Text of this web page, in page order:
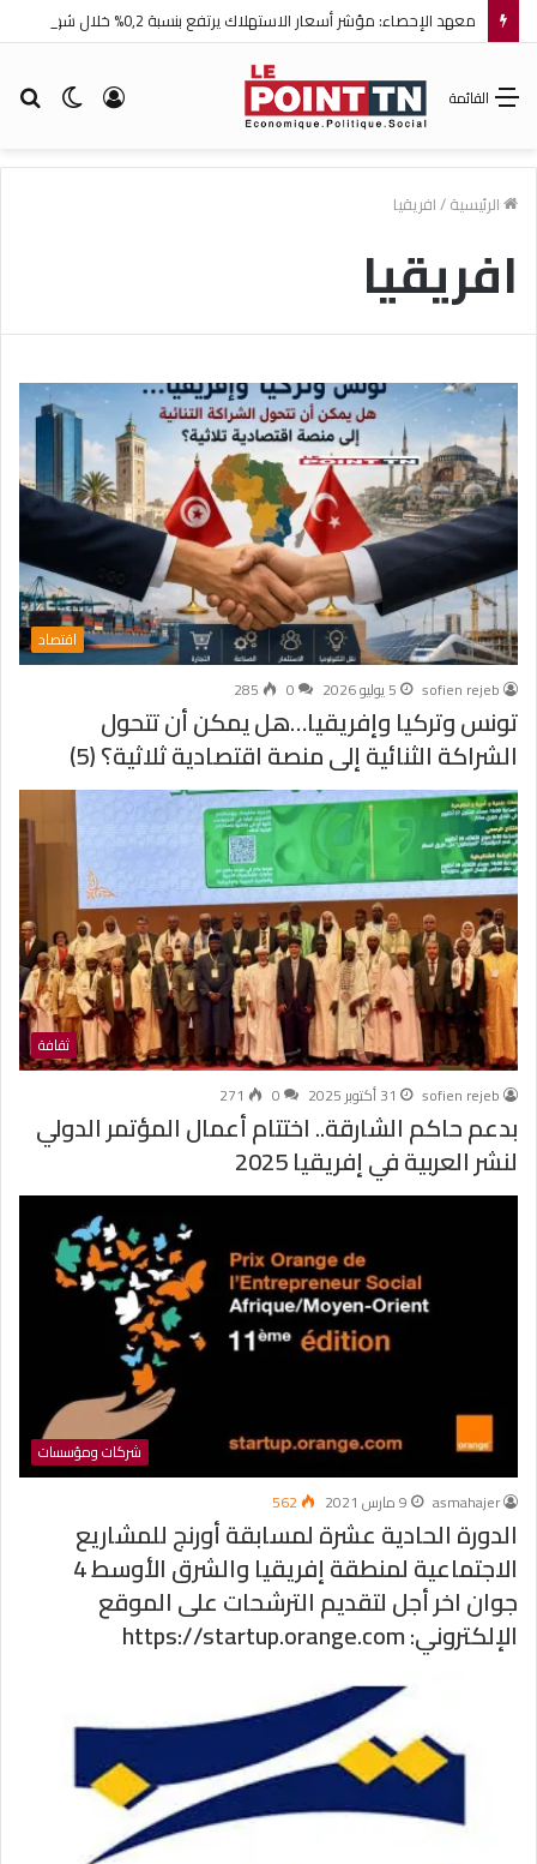
معهد الإحصاء: مؤشر أسعار الاستهلاك يرتفع بنسبة 0,2% خلال شهر جويلية 2026
الوضع تسجيل
القائمة
الرئيسية/افريقيا
افريقيا
اقتصاد
sofien rejeb
5 يوليو 2026 0
285
تونس وتركيا وإفريقيا…هل يمكن أن تتحول
الشراكة الثنائية إلى منصة اقتصادية ثلاثية؟ (5)
ثقافة
sofien rejeb
31 أكتوبر 2025 0
271
بدعم حاكم الشارقة.. اختتام أعمال المؤتمر الدولي
لنشر العربية في إفريقيا 2025
شركات ومؤسسات
asmahajer
9 مارس 2021 562
الدورة الحادية عشرة لمسابقة أورنج للمشاريع
الاجتماعية لمنطقة إفريقيا والشرق الأوسط 4
جوان اخر أجل لتقديم الترشحات على الموقع
الإلكتروني: https://startup.orange.com